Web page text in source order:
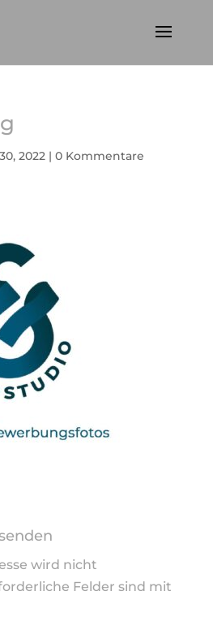
2022| 0 Kommentare
wird nicht
Felder sind mit